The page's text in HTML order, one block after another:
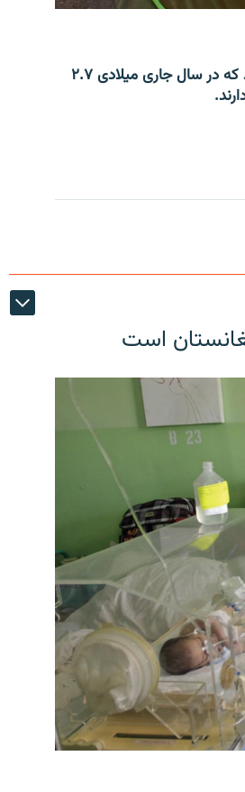
دفتر هماهنگی امور بشردوستانه سازمان ملل متحد در افغانستان (اوچا) می‌گوید که در سال جاری میلادی ۲.۷
است